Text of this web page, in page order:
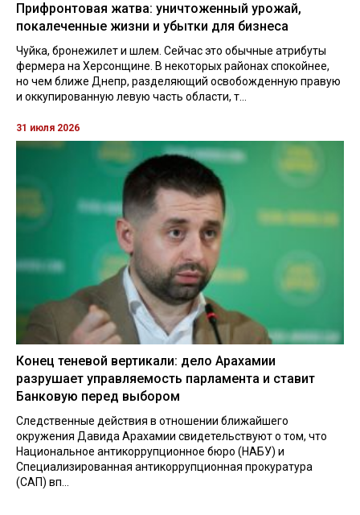
Прифронтовая жатва: уничтоженный урожай,
покалеченные жизни и убытки для бизнеса
Чуйка, бронежилет и шлем. Сейчас это обычные атрибуты
фермера на Херсонщине. В некоторых районах спокойнее,
но чем ближе Днепр, разделяющий освобожденную правую
и оккупированную левую часть области, т...
31 июля 2026
Конец теневой вертикали: дело Арахамии
разрушает управляемость парламента и ставит
Банковую перед выбором
Следственные действия в отношении ближайшего
окружения Давида Арахамии свидетельствуют о том, что
Национальное антикоррупционное бюро (НАБУ) и
Специализированная антикоррупционная прокуратура
(САП) вп...